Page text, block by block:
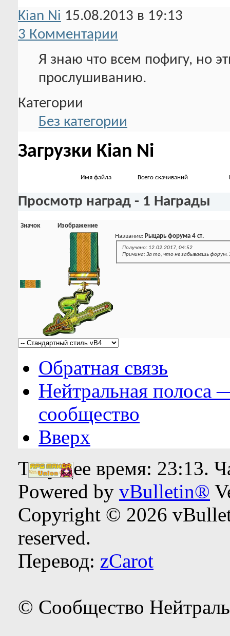
Kian Ni 15.08.2013 в 19:13
3 Комментарии
Я знаю что всем пофигу, но
прослушиванию.
Категории
Без категории
Загрузки Kian Ni
Имя файла Всего скачиваний
Просмотр наград - 1 Награды
Значок
Изображение
Название: Рыцарь форума 4 ст.
Получено: 12.02.2017, 04:52
Причина: За то, что не забываешь форум.
Обратная связь
Нейтральная полоса
сообщество
Вверх
Текущее время: 23:13.
Powered by vBulletin®
Copyright © 2026
reserved.
Перевод: zCarot
© Сообщество